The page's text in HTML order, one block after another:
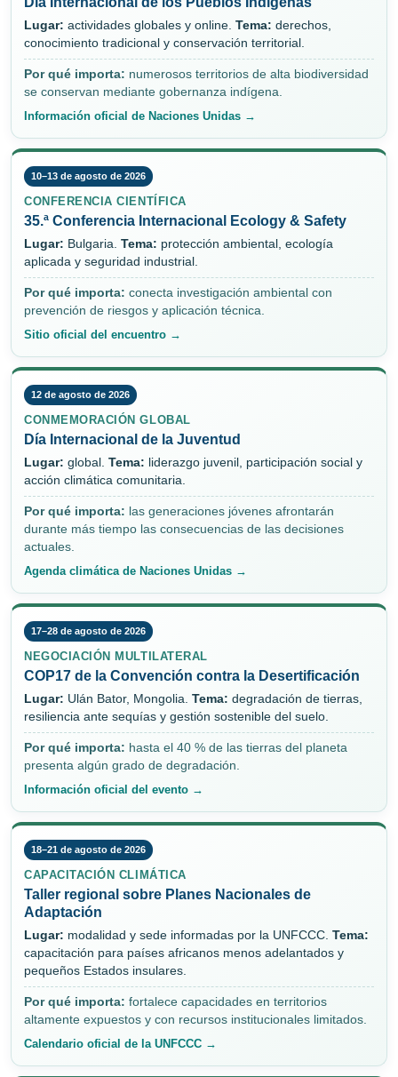
Lugar: actividades globales y online. Tema: derechos,
conocimiento tradicional y conservación territorial.
Por qué importa: numerosos territorios de alta biodiversidad
se conservan mediante gobernanza indígena.
Información oficial de Naciones Unidas →
10–13 de agosto de 2026
CONFERENCIA CIENTÍFICA
35.ª Conferencia Internacional Ecology & Safety
Lugar: Bulgaria. Tema: protección ambiental, ecología
aplicada y seguridad industrial.
Por qué importa: conecta investigación ambiental con
prevención de riesgos y aplicación técnica.
Sitio oficial del encuentro →
12 de agosto de 2026
CONMEMORACIÓN GLOBAL
Día Internacional de la Juventud
Lugar: global. Tema: liderazgo juvenil, participación social y
acción climática comunitaria.
Por qué importa: las generaciones jóvenes afrontarán
durante más tiempo las consecuencias de las decisiones
actuales.
Agenda climática de Naciones Unidas →
17–28 de agosto de 2026
NEGOCIACIÓN MULTILATERAL
COP17 de la Convención contra la Desertificación
Lugar: Ulán Bator, Mongolia. Tema: degradación de tierras,
resiliencia ante sequías y gestión sostenible del suelo.
Por qué importa: hasta el 40 % de las tierras del planeta
presenta algún grado de degradación.
Información oficial del evento →
18–21 de agosto de 2026
CAPACITACIÓN CLIMÁTICA
Taller regional sobre Planes Nacionales de
Adaptación
Lugar: modalidad y sede informadas por la UNFCCC. Tema:
capacitación para países africanos menos adelantados y
pequeños Estados insulares.
Por qué importa: fortalece capacidades en territorios
altamente expuestos y con recursos institucionales limitados.
Calendario oficial de la UNFCCC →